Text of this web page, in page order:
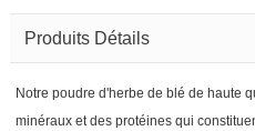
Produits Détails
Notre poudre d'herbe de blé de haute
minéraux et des protéines qui